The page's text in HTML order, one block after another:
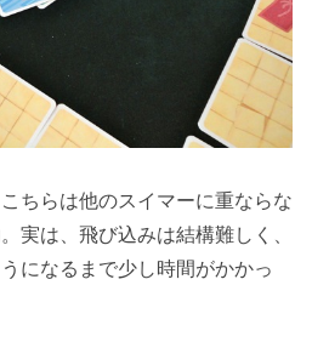
ちらは他のスイマーに重ならな
実は、飛び込みは結構難しく、
になるまで少し時間がかかっ